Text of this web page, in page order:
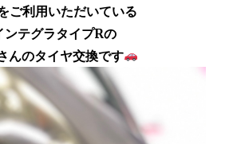
ご利用いただいている
ンテグラタイプRの
んのタイヤ交換です